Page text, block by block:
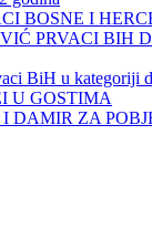
BOSNE I
PRVACI BIH
BiH u kategoriji
U GOSTIMA
DAMIR ZA